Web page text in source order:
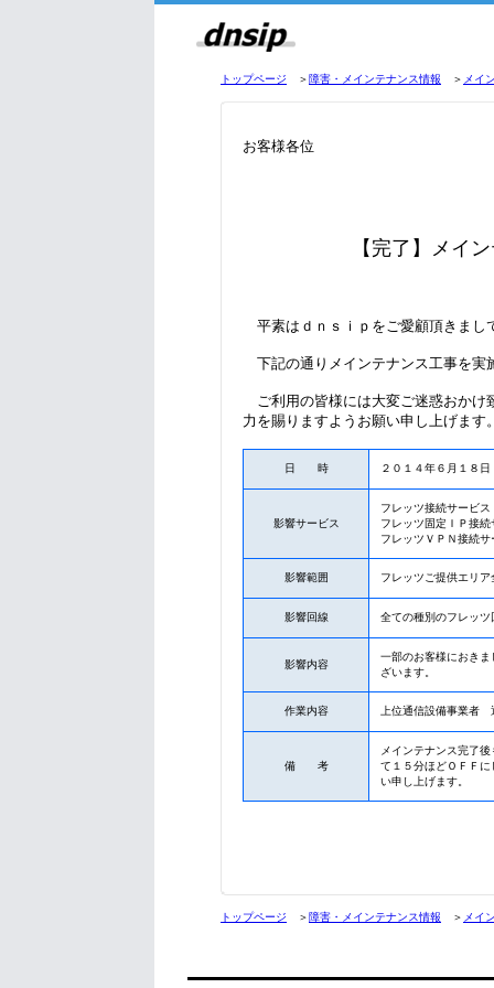
トップページ ＞障害・メインテナンス情報 ＞ メイ
お客様各位
【完了】メイ
平素はｄｎｓｉｐをご愛顧頂きまし
下記の通りメインテナンス工事を実
ご利用の皆様には大変ご迷惑おかけ
力を賜りますようお願い申し上げます
日 時 ２０１４年６月１
影響サービス
フレッツ接続サービス
フレッツ固定ＩＰ接続
フレッツＶＰＮ接続サ
影響範囲 フレッツご提供エリア
影響回線 全ての種別のフレッツ
影響内容
一部のお客様におき
ざいます。
作業内容 上位通信設備事業者
備 考
メインテナンス完了
て１５分ほどＯＦＦ
い申し上げます。
トップページ ＞障害・メインテナンス情報 ＞ メイ